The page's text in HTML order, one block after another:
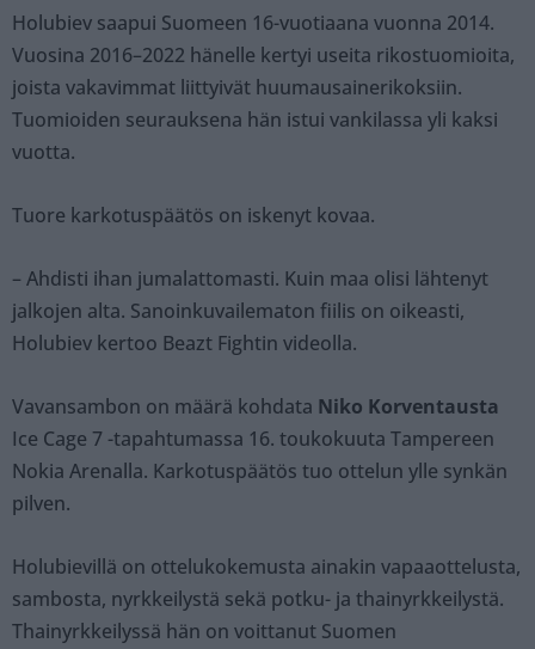
Holubiev saapui Suomeen 16-vuotiaana vuonna 2014.
Vuosina 2016–2022 hänelle kertyi useita rikostuomioita,
joista vakavimmat liittyivät huumausainerikoksiin.
Tuomioiden seurauksena hän istui vankilassa yli kaksi
vuotta.
Tuore karkotuspäätös on iskenyt kovaa.
– Ahdisti ihan jumalattomasti. Kuin maa olisi lähtenyt
jalkojen alta. Sanoinkuvailematon fiilis on oikeasti,
Holubiev kertoo Beazt Fightin videolla.
Vavansambon on määrä kohdata Niko Korventausta
Ice Cage 7 -tapahtumassa 16. toukokuuta Tampereen
Nokia Arenalla. Karkotuspäätös tuo ottelun ylle synkän
pilven.
Holubievillä on ottelukokemusta ainakin vapaaottelusta,
sambosta, nyrkkeilystä sekä potku- ja thainyrkkeilystä.
Thainyrkkeilyssä hän on voittanut Suomen